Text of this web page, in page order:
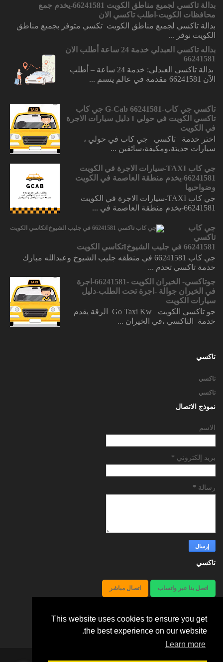
This website uses cookies to ensure you get
the best experience on our website.
Learn more
بدالة تاكسي لجميع مناطق الكويت 66241581-يخدم جمع
محافظات الكويت-اطلب تاكسي الان
بدالة تاكسي لجميع مناطق الكويت تكسي متوفر بجميع مناطق
الكويت نوفر ...
بداله تاكسي العبدلي خدمة 24 ساعة أطلب الان
66241581
بدالة تاكسي العبدلي: خدمة 24 ساعة – أطلب
الآن 66241581 مقدمة في عالم يتسم ...
تاكسي جي كاب-66241581 G-Cab جي كاب
تاكسي الكويت في حولي I دليل سيارات الاجرة
في الكويت
اختر خدمة تاكسي جي كاب في حولي ،
سيارات حديتة،ومكيفة،سائقين ...
جي كاب TAXI-سيارات الاجرة في الكويت
66241581-يخدم منطقة العاصمة في الكويت
وضواحيها
جي كاب TAXI-سيارات الاجرة في الكويت
66241581-يخدم منطقة العاصمة في ...
جي كاب
تاكسي
66241581 في جليب الشيوخIتكاسي الكويت
جي كاب 66241581 في منطقه جليب الشيوخ وعبدالله مبارك
خدمة تاكسي تخدم ...
جوتاكسي- الخيران الكويت -66241581-اجرة
في الخيران جوالة -اجرة تحت الطلب-دليل
سيارات الكويت
جو تاكسي الكويت Go Taxi Kw الرقة يقدم
خدمة التاكسي ،في الخيران ...
تاكسي
تاكسي
تاكسي
نموذج الاتصال
الاسم
بريد إلكتروني *
رسالة *
تاكسي
اتصل بنا عبر واتساب اتصال مباشر
هاتف رقم 66241581